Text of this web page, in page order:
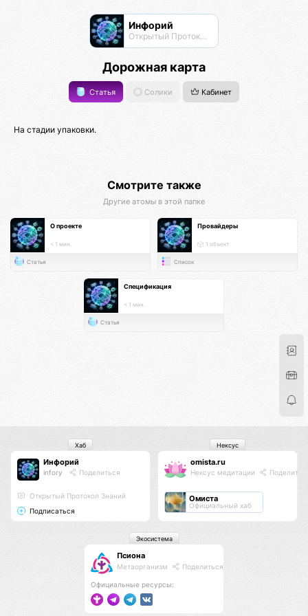
Инфорий
Открытый Протокол Знаний
Дорожная карта
Статья Солики Кабинет
На стадии упаковки.
Смотрите также
Другие атомы в этой папке
О проекте
< 1 мин.
Статья
Провайдеры
1 объект
Список
Спецификация
< 1 мин.
Статья
Инфорий
infory Поделиться
Открытый Протокол Знаний
Подписаться
Хаб
omista.ru
Нексус медитации
Омиста
Официальный хаб
Нексус
Псиона
Метаорганизм Поделиться
Официальные ресурсы:
Экосистема